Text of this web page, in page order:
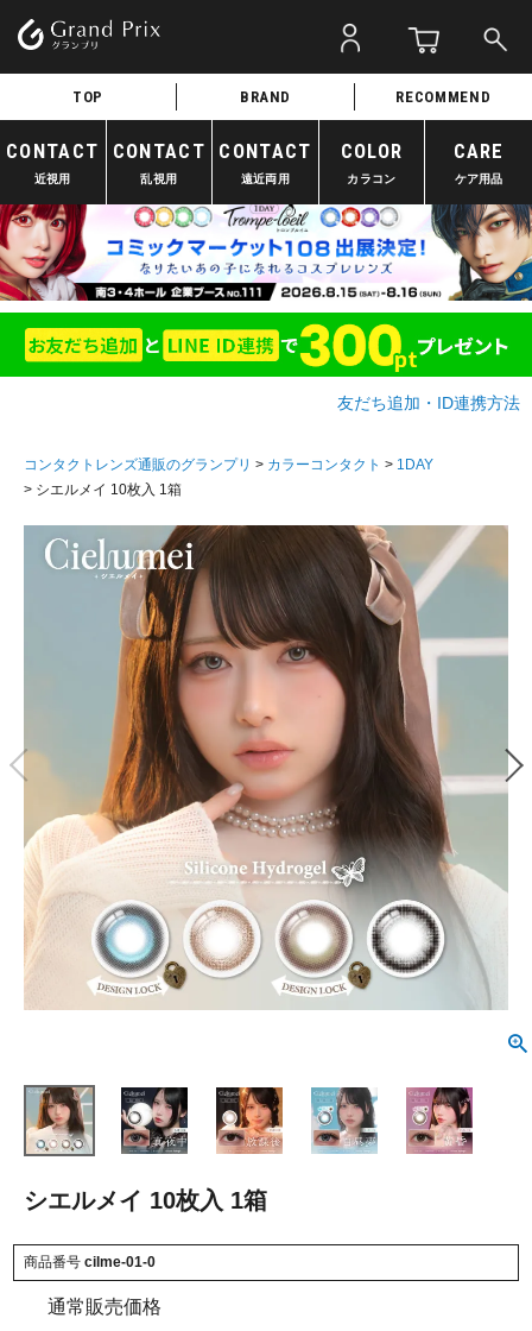
TOP BRAND RECOMMEND
CONTACT
近視用
CONTACT
乱視用
CONTACT
遠近両用
COLOR
カラコン
CARE
ケア用品
友だち追加・ID連携方法
コンタクトレンズ通販のグランプリ カラーコンタクト
1DAY
シエルメイ 10枚入 1箱
シエルメイ 10枚入 1箱
商品番号 cilme-01-0
通常販売価格